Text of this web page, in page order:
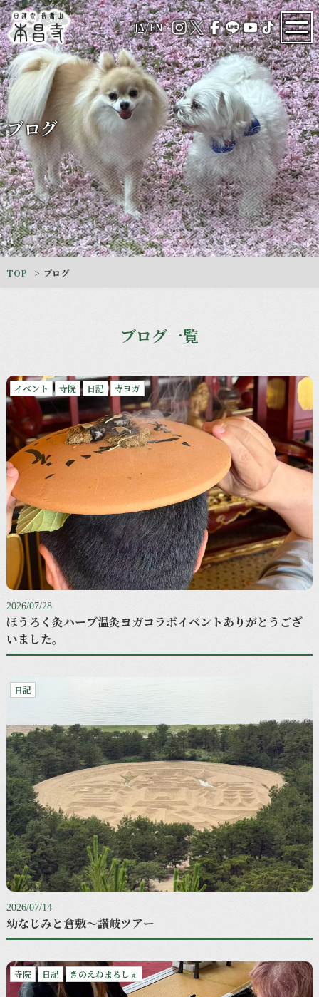
JA/EN
ブログ
TOP ブログ
ブログ一覧
イベント 寺院 日記 寺ヨガ
2026/07/28
ほうろく灸ハーブ温灸ヨガコラボイベントありがとうござ
いました。
日記
2026/07/14
幼なじみと倉敷〜讃岐ツアー
寺院 日記 きのえねまるしぇ